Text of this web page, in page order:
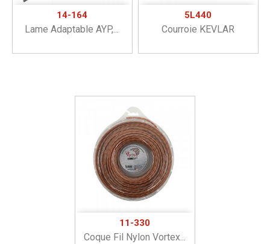
14-164
Lame Adaptable AYP,...
5L440
Courroie KEVLAR
11-330
Coque Fil Nylon Vortex...